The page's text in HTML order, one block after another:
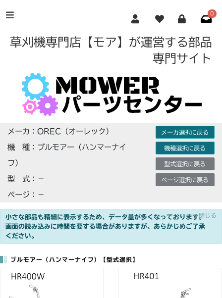
0
草刈機専門店【モア】が運営する部品
専門サイト
メーカ：OREC（オーレック）
機 種：ブルモアー（ハンマーナイ
フ）
型 式：－
ページ：－
メーカ選択に戻る
機種選択に戻る
型式選択に戻る
ページ選択に戻る
小さな部品も精細に表示するため、データ量が多くなっております。
画面の読み込みに時間を要する場合がありますが、あらかじめご了承
ください。
×閉じる
ブルモアー（ハンマーナイフ）【型式選択】